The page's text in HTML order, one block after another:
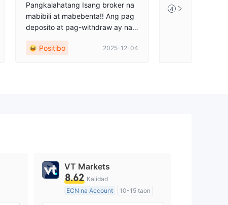
Pangkalahatang Isang broker na
mabibili at mabebenta!! Ang pag
deposito at pag-withdraw ay nap
am ay napaka-Aktibo
Positibo 2025-12-04
4
VT Markets
8.62 Kalidad
ECN na Account
10-15 taon
Kinokontrol sa Australia